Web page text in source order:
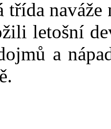
naváže
letošní
a